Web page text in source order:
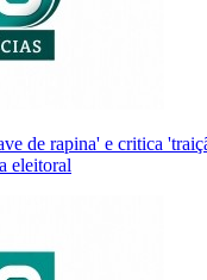
de rapina' e critica
eleitoral